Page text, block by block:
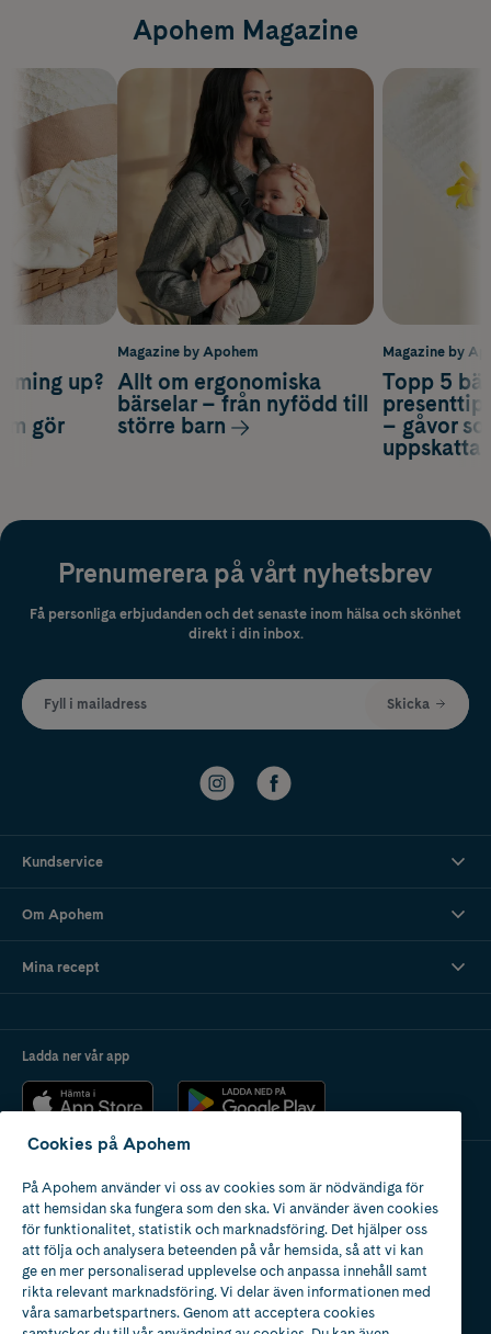
Apohem Magazine
Magazine by
Topp 5
– gåvor
up?
gör
Magazine by Apohem
Allt om ergonomiska
bärselar – från nyfödd till
större barn
Prenumerera på vårt nyhetsbrev
Få personliga erbjudanden och det senaste inom hälsa och skönhet
direkt i din inbox.
Fyll i mailadress Skicka
Kundservice
Om Apohem
Mina recept
Ladda ner vår app
Apotek med tillstånd
av Läkemedelsverket
2024
Cookies på Apohem
På Apohem använder vi oss av cookies som är nödvändiga för
att hemsidan ska fungera som den ska. Vi använder även cookies
för funktionalitet, statistik och marknadsföring. Det hjälper oss
att följa och analysera beteenden på vår hemsida, så att vi kan
ge en mer personaliserad upplevelse och anpassa innehåll samt
rikta relevant marknadsföring. Vi delar även informationen med
våra samarbetspartners. Genom att acceptera cookies